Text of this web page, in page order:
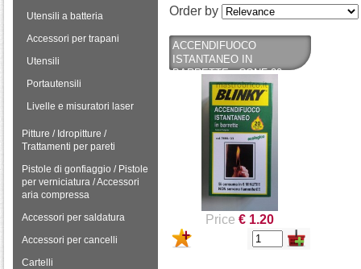
Utensili a batteria
Accessori per trapani
Utensili
Portautensili
Livelle e misuratori laser
Pitture / Idropitture /
Trattamenti per pareti
Pistole di gonfiaggio / Pistole
per verniciatura / Accessori
aria compressa
Accessori per saldatura
Accessori per cancelli
Cartelli
Order by
ACCENDIFUOCO
ISTANTANEO IN
BARRETTE - CONF 20
BARS PER BARBECUES,
CAMINETTI E STUFE -
BLINKY
Price € 1.20